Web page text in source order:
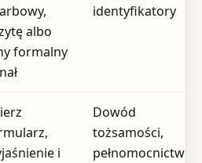
albo
formalny
identyfikatory
i
Dowód
tożsamości,
pełnomocnictwo,